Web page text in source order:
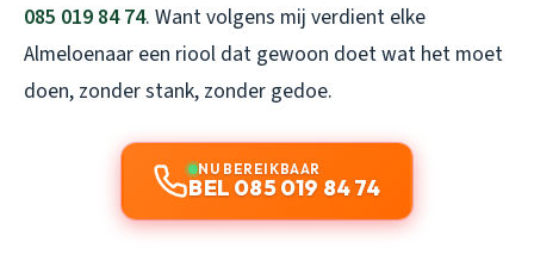
085 019 84 74. Want volgens mij verdient elke
Almeloenaar een riool dat gewoon doet wat het moet
doen, zonder stank, zonder gedoe.
NU BEREIKBAAR
BEL 085 019 84 74